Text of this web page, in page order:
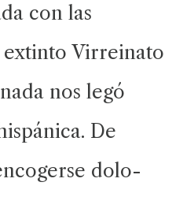
con las
Virreinato
nos legó
De
dolo-